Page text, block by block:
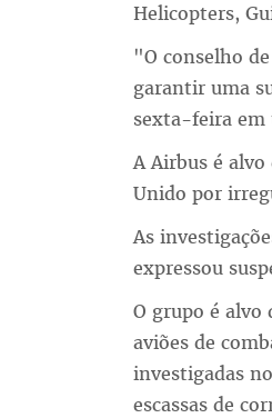
Helicopters,
"O conselho
garantir uma
sexta-feira em
A Airbus é
Unido por
As
expressou
O grupo é alvo
aviões de
investigadas
escassas de